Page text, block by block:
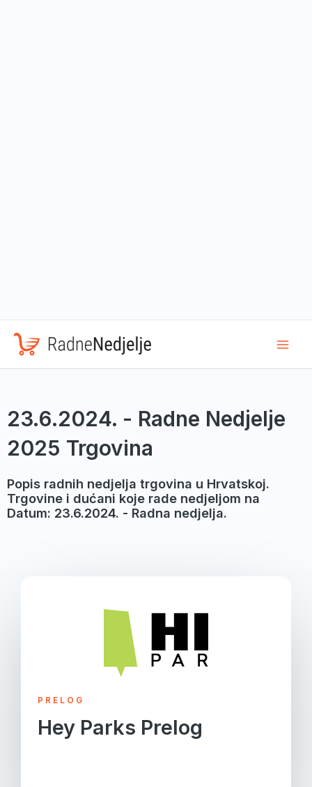
23.6.2024. - Radne Nedjelje
2025 Trgovina
Popis radnih nedjelja trgovina u Hrvatskoj.
Trgovine i dućani koje rade nedjeljom na
Datum: 23.6.2024. - Radna nedjelja.
PRELOG
Hey Parks Prelog